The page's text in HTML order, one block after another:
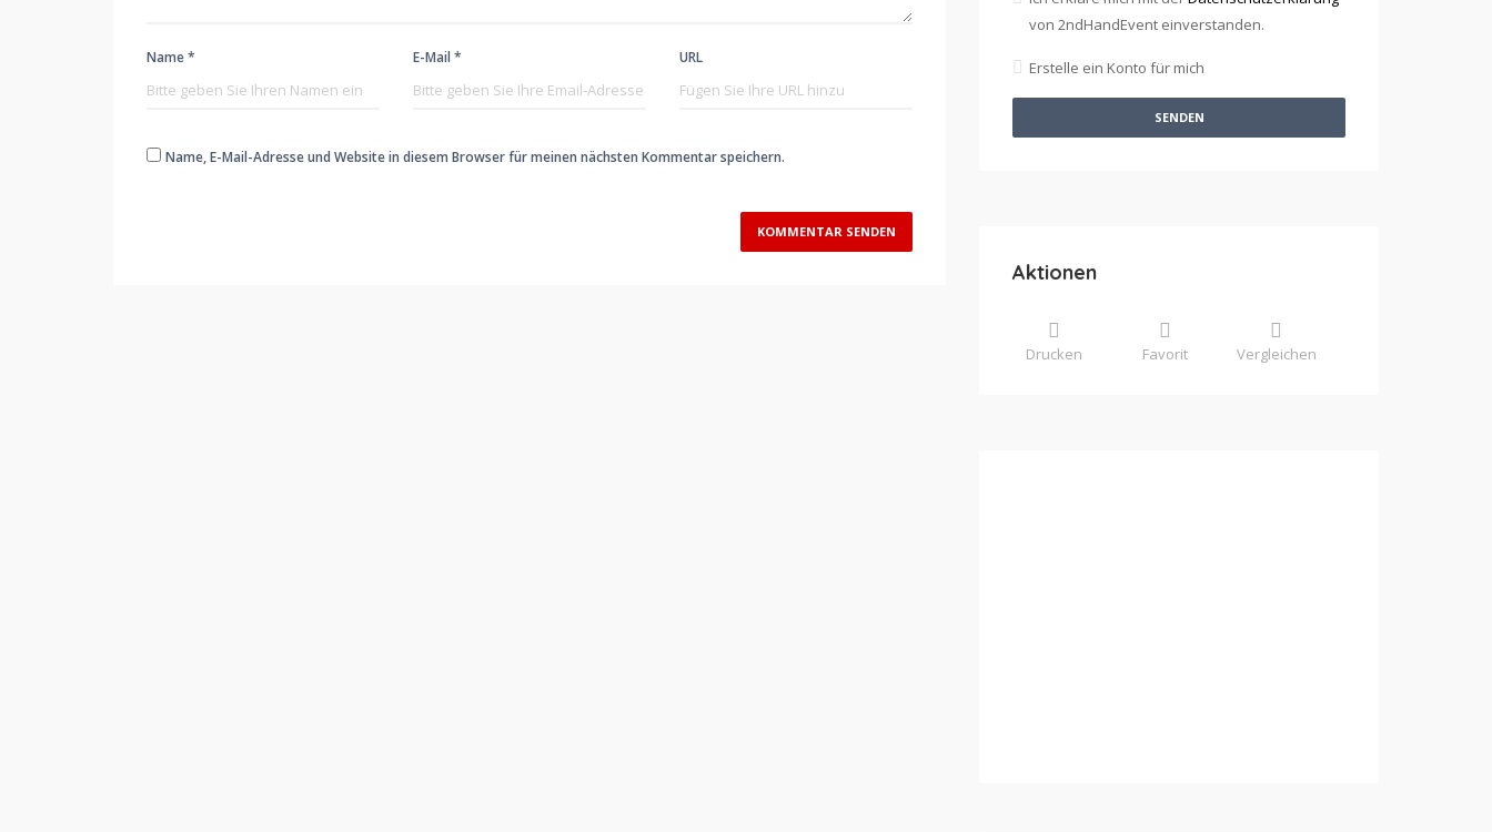
Name * E-Mail * URL
Name, E-Mail-Adresse und Website in diesem Browser für meinen nächsten Kommentar speichern.
von 2ndHandEvent einverstanden.
Erstelle ein Konto für mich
SENDEN
Aktionen
Drucken Favorit Vergleichen